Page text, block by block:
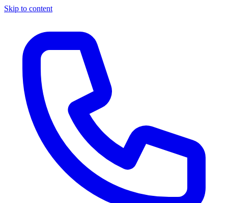
Skip to content